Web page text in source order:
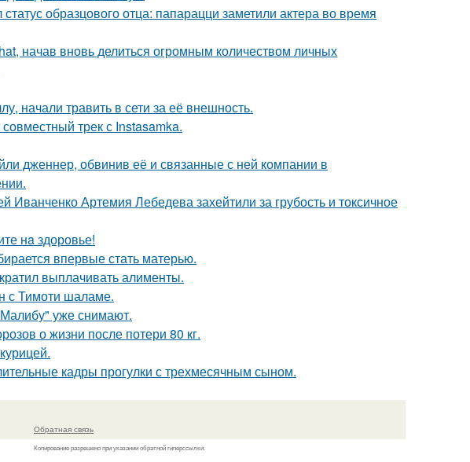
образцового отца: папарацци заметили актера во время
начав вновь делиться огромным количеством личных
начали травить в сети за её внешность.
трек с Instasamka.
дженнер, обвинив её и связанные с ней компании в
Артемия Лебедева захейтили за грубость и токсичное
нa здоровье!
впервые стать матерью.
выплачивать алименты.
с Тимоти шаламе.
уже снимают.
о жизни после потери 80 кг.
кадры прогулки с трехмесячным сыном.
Обратная связь
Копирование разрешено при указании обратной гиперссылки.